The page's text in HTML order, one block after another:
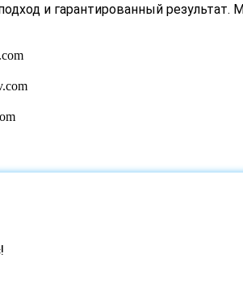
и гарантированный